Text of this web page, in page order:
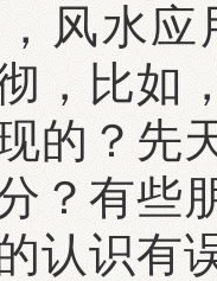
水应
，比如
的？先
？有些
认识有